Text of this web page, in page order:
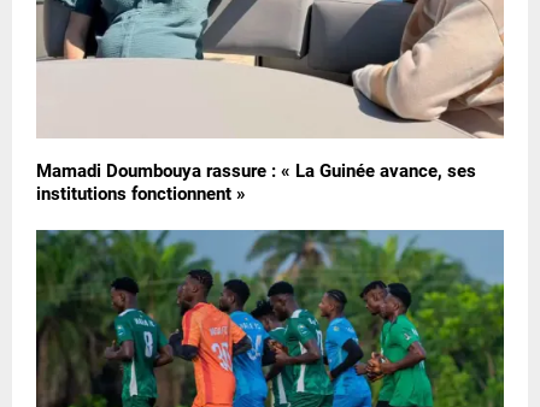
Mamadi Doumbouya rassure : « La Guinée avance, ses
institutions fonctionnent »